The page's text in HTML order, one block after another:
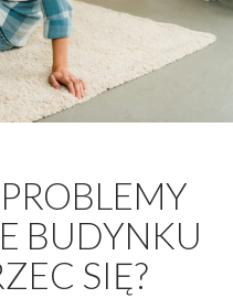
BUDYNKU
SIĘ?